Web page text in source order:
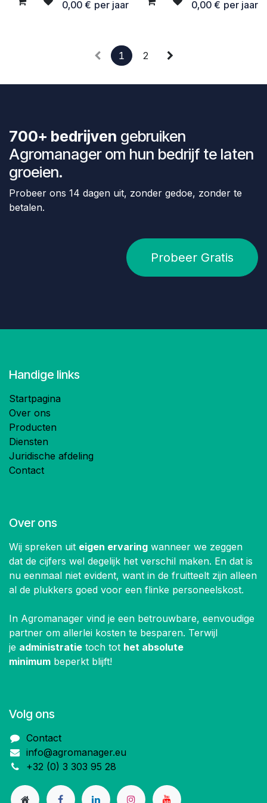
0,00€ per jaar 0,00€ per jaar
1 2
700+ bedrijven gebruiken
Agromanager om hun bedrijf te laten
groeien.
Probeer ons 14 dagen uit, zonder gedoe, zonder te
betalen.
Probeer Gratis
Handige links
Startpagina
Over ons
Producten
Diensten
Juridische afdeling
Contact
Over ons
Wij spreken uit eigen ervaring wanneer we zeggen
dat de cijfers wel degelijk het verschil maken. En dat is
nu eenmaal niet evident, want in de fruitteelt zijn alleen
al de plukkers goed voor een flinke personeelskost.
In Agromanager vind je een betrouwbare, eenvoudige
partner om allerlei kosten te besparen. Terwijl
je administratie toch tot het absolute
minimum beperkt blijft!
Volg ons
Contact
info@agromanager.eu
+32 (0) 3 303 95 28